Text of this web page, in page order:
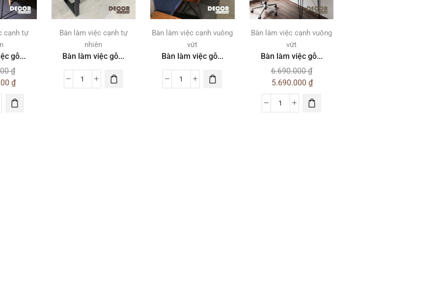
cạnh tự
gỗ...
₫
₫
Bàn làm việc cạnh tự
nhiên
Bàn làm việc gỗ...
Bàn làm việc cạnh vuông
vứt
Bàn làm việc gỗ...
Bàn làm việc cạnh vuông
vứt
Bàn làm việc gỗ...
6.690.000₫
5.690.000₫